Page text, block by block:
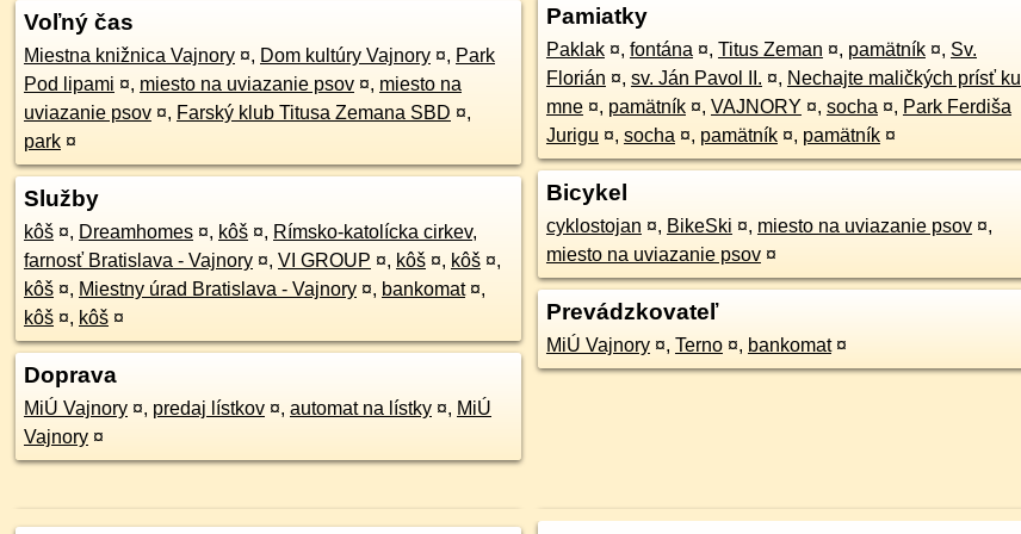
Voľný čas
Miestna knižnica Vajnory ¤, Dom kultúry Vajnory ¤, Park
Pod lipami ¤, miesto na uviazanie psov ¤, miesto na
uviazanie psov ¤, Farský klub Titusa Zemana SBD ¤,
park ¤
Služby
kôš ¤, Dreamhomes ¤, kôš ¤, Rímsko-katolícka cirkev,
farnosť Bratislava - Vajnory ¤, VI GROUP ¤, kôš ¤, kôš ¤,
kôš ¤, Miestny úrad Bratislava - Vajnory ¤, bankomat ¤,
kôš ¤, kôš ¤
Doprava
MiÚ Vajnory ¤, predaj lístkov ¤, automat na lístky ¤, MiÚ
Vajnory ¤
Pamiatky
Paklak ¤, fontána ¤, Titus Zeman ¤, pamätník ¤, Sv.
Florián ¤, sv. Ján Pavol II. ¤, Nechajte maličkých prísť ku
mne ¤, pamätník ¤, VAJNORY ¤, socha ¤, Park Ferdiša
Jurigu ¤, socha ¤, pamätník ¤, pamätník ¤
Bicykel
cyklostojan ¤, BikeSki ¤, miesto na uviazanie psov ¤,
miesto na uviazanie psov ¤
Prevádzkovateľ
MiÚ Vajnory ¤, Terno ¤, bankomat ¤